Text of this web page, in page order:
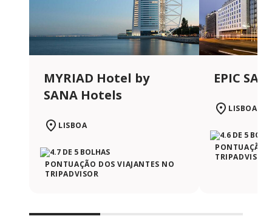
MYRIAD Hotel by
SANA Hotels
LISBOA
PONTUAÇÃO DOS VIAJANTES NO
TRIPADVISOR
EPIC
LISBOA
PONTUAÇÃO
TRIPADVISOR